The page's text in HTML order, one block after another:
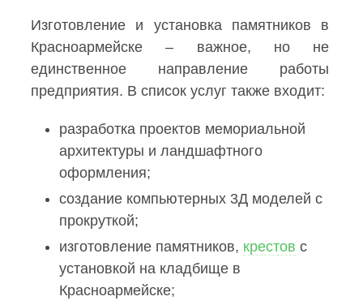
Изготовление и установка памятников в
Красноармейске – важное, но не
единственное направление работы
предприятия. В список услуг также входит:
разработка проектов мемориальной
архитектуры и ландшафтного
оформления;
создание компьютерных 3Д моделей с
прокруткой;
изготовление памятников, крестов с
установкой на кладбище в
Красноармейске;